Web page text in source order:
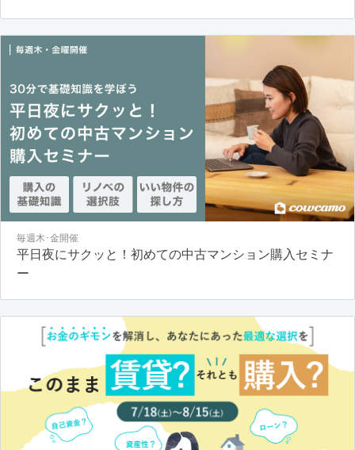
毎週木･金開催
平日夜にサクッと！初めての中古マンション購入セミナ
ー